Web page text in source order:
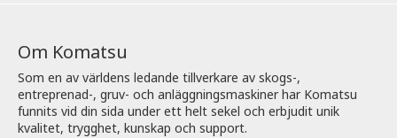
Om Komatsu
Som en av världens ledande tillverkare av skogs-,
entreprenad-, gruv- och anläggningsmaskiner har Komatsu
funnits vid din sida under ett helt sekel och erbjudit unik
kvalitet, trygghet, kunskap och support.